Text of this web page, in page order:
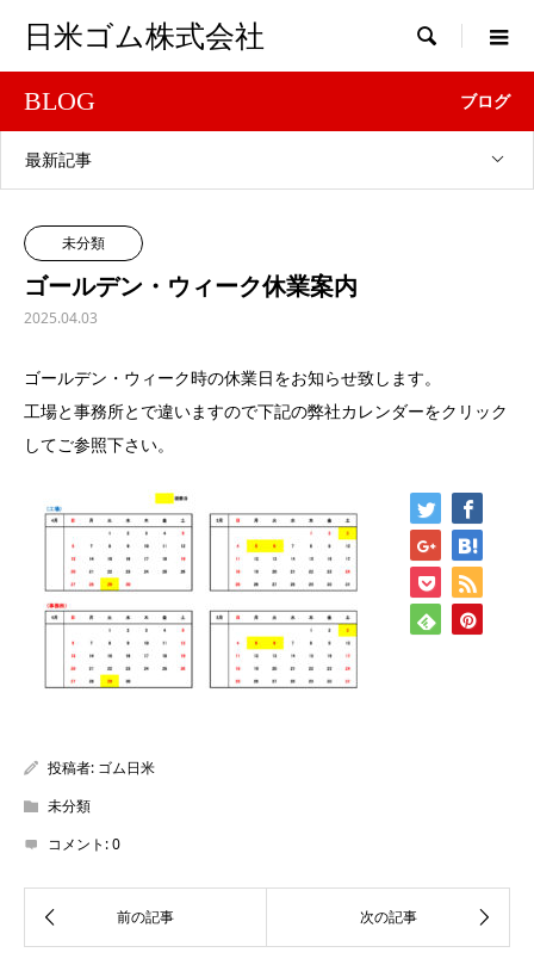
日米ゴム株式会社 
BLOG ブログ
最新記事
未分類
ゴールデン・ウィーク休業案内
2025.04.03
ゴールデン・ウィーク時の休業日をお知らせ致します。
工場と事務所とで違いますので下記の弊社カレンダーをクリック
してご参照下さい。
投稿者: ゴム日米
未分類
コメント:0